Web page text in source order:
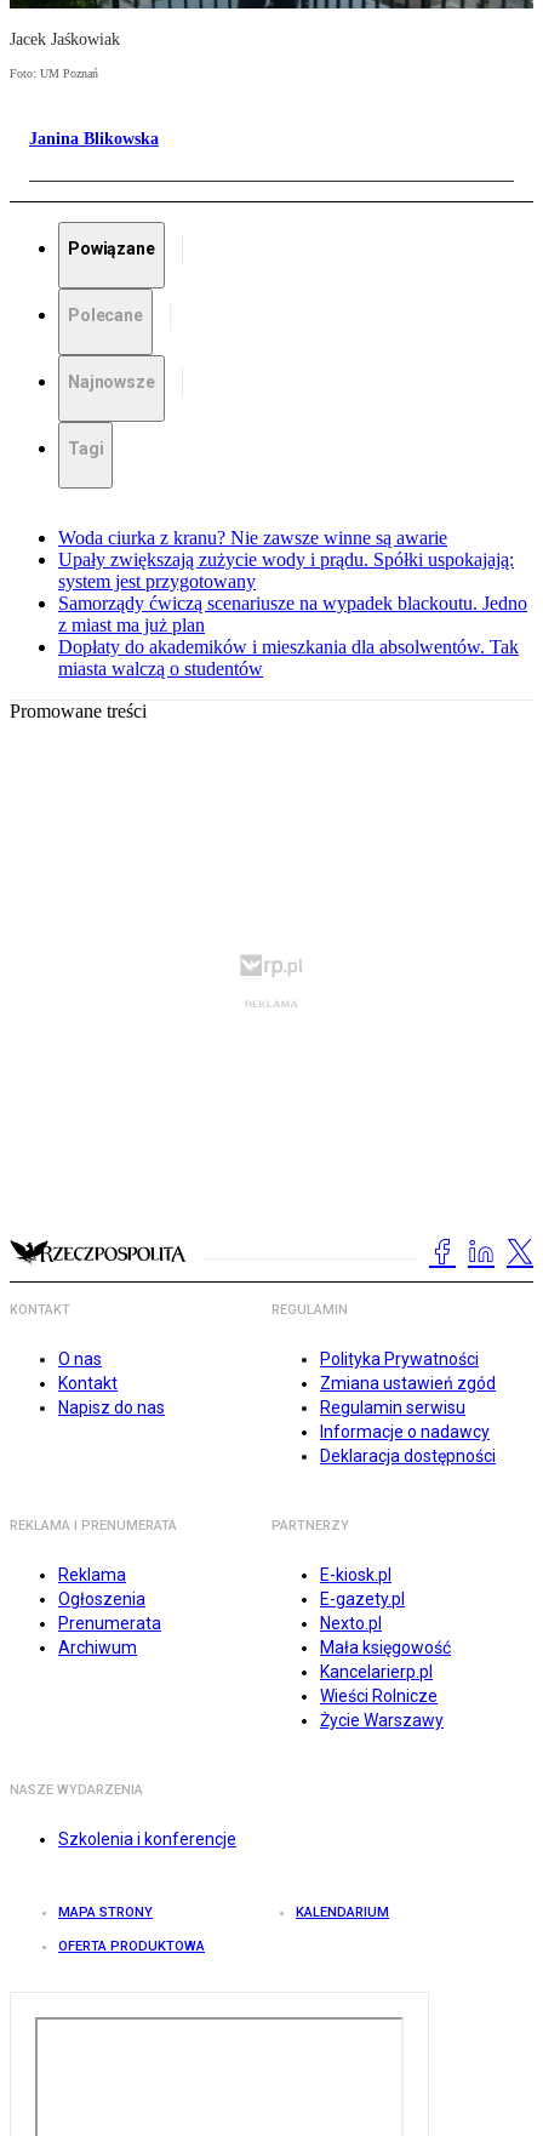
Jacek Jaśkowiak
Foto: UM Poznań
Janina Blikowska
Powiązane
Polecane
Najnowsze
Tagi
Woda ciurka z kranu? Nie zawsze winne są awarie
Upały zwiększają zużycie wody i prądu. Spółki uspokajają:
system jest przygotowany
Samorządy ćwiczą scenariusze na wypadek blackoutu. Jedno
z miast ma już plan
Dopłaty do akademików i mieszkania dla absolwentów. Tak
miasta walczą o studentów
Promowane treści
KONTAKT
O nas
Kontakt
Napisz do nas
REGULAMIN
Polityka Prywatności
Zmiana ustawień zgód
Regulamin serwisu
Informacje o nadawcy
Deklaracja dostępności
REKLAMA I PRENUMERATA
Reklama
Ogłoszenia
Prenumerata
Archiwum
PARTNERZY
E-kiosk.pl
E-gazety.pl
Nexto.pl
Mała księgowość
Kancelarierp.pl
Wieści Rolnicze
Życie Warszawy
NASZE WYDARZENIA
Szkolenia i konferencje
MAPA STRONY KALENDARIUM
OFERTA PRODUKTOWA